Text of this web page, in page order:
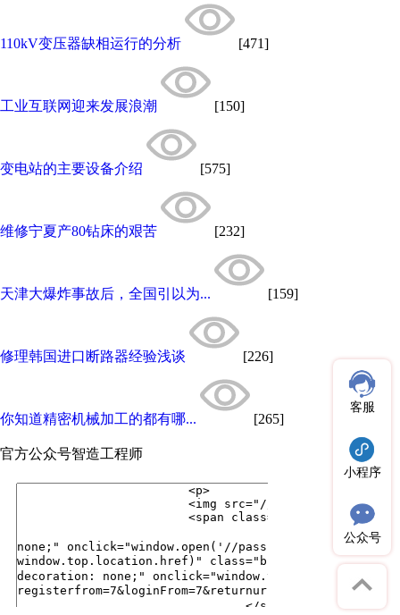
110kV变压器缺相运行的分析 [471]
工业互联网迎来发展浪潮 [150]
变电站的主要设备介绍 [575]
维修宁夏产80钻床的艰苦 [232]
天津大爆炸事故后，全国引以为... [159]
修理韩国进口断路器经验浅谈 [226]
你知道精密机械加工的都有哪... [265]
官方公众号智造工程师
客服
小程序
公众号